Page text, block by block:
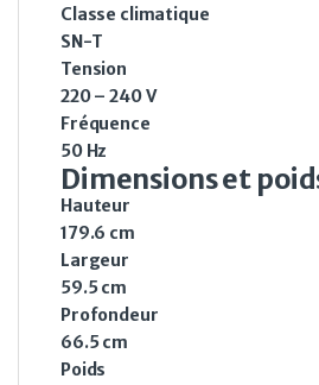
Classe climatique
SN-T
Tension
220 – 240 V
Fréquence
50 Hz
Dimensions et
Hauteur
179.6 cm
Largeur
59.5 cm
Profondeur
66.5 cm
Poids